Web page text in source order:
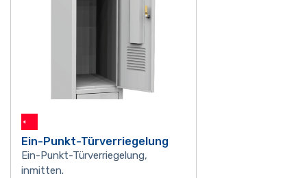
Ein-Punkt-Türverriegelung
Ein-Punkt-Türverriegelung,
inmitten.